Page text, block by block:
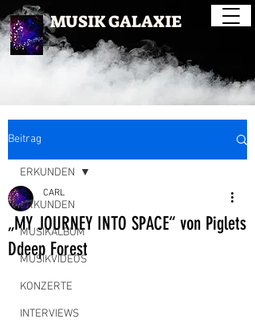
MUSIK GALAXIE
Beitrag
ERKUNDEN
MUSIKALBUM
MUSIKVIDEOS
KONZERTE
INTERVIEWS
ERKUNDEN
„MY JOURNEY INTO SPACE“ von Piglets
Ddeep Forest
CARL